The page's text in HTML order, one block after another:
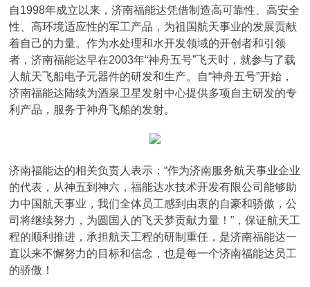
自1998年成立以来，济南福能达凭借制造高可靠性、高安全
性、高环境适应性的军工产品，为祖国航天事业的发展贡献
着自己的力量。作为水处理和水开发领域的开创者和引领
者，济南福能达早在2003年“神舟五号”飞天时，就参与了载
人航天飞船电子元器件的研发和生产。自“神舟五号”开始，
济南福能达陆续为酒泉卫星发射中心提供多项自主研发的专
利产品，服务于神舟飞船的发射。
济南福能达的相关负责人表示：“作为济南服务航天事业企业
的代表，从神五到神六，福能达水技术开发有限公司能够助
力中国航天事业，我们全体员工感到由衷的自豪和骄傲，公
司将继续努力，为圆国人的飞天梦贡献力量！”，保证航天工
程的顺利推进，承担航天工程的研制重任，是济南福能达一
直以来不懈努力的目标和信念，也是每一个济南福能达员工
的骄傲！